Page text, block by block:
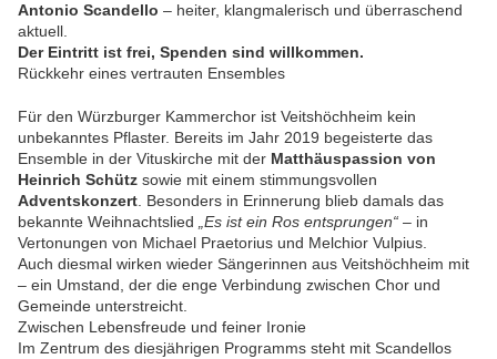
Antonio Scandello – heiter, klangmalerisch und überraschend
aktuell.
Der Eintritt ist frei, Spenden sind willkommen.
Rückkehr eines vertrauten Ensembles
Für den Würzburger Kammerchor ist Veitshöchheim kein
unbekanntes Pflaster. Bereits im Jahr 2019 begeisterte das
Ensemble in der Vituskirche mit der Matthäuspassion von
Heinrich Schütz sowie mit einem stimmungsvollen
Adventskonzert . Besonders in Erinnerung blieb damals das
bekannte Weihnachtslied
„Es ist ein Ros entsprungen“ – in
Vertonungen von Michael Praetorius und Melchior Vulpius.
Auch diesmal wirken wieder Sängerinnen aus Veitshöchheim mit
– ein Umstand, der die enge Verbindung zwischen Chor und
Gemeinde unterstreicht.
Zwischen Lebensfreude und feiner Ironie
Im Zentrum des diesjährigen Programms steht mit Scandellos